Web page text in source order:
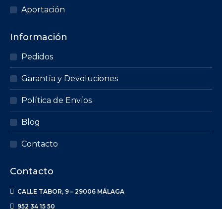
Aportación
Información
Pedidos
Garantía y Devoluciones
Política de Envíos
Blog
Contacto
Contacto
CALLE TABOR, 9 – 29006 MÁLAGA
952 34 15 50